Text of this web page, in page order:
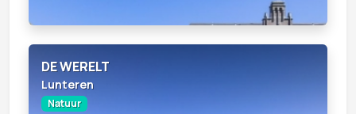
DE WERELT
Lunteren
Natuur